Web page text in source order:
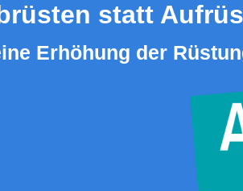
statt
Erhöhung der